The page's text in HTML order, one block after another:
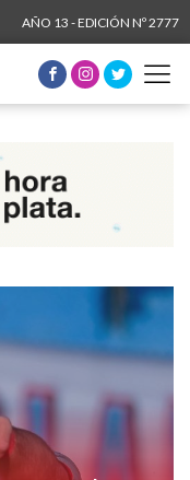
AÑO 13 - EDICIÓN Nº 2777